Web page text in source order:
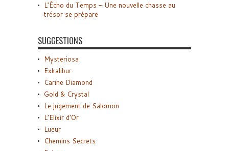
L’Écho du Temps – Une nouvelle chasse au
trésor se prépare
SUGGESTIONS
Mysteriosa
Exkalibur
Carine Diamond
Gold & Crystal
Le jugement de Salomon
L’Elixir d’Or
Lueur
Chemins Secrets